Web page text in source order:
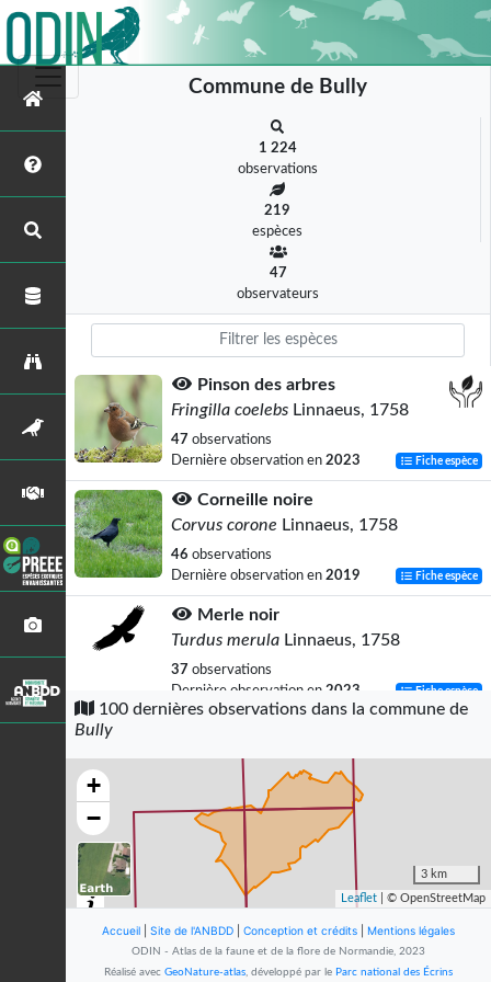
Commune de Bully
1 224
observations
219
espèces
47
observateurs
Pinson des arbres
Fringilla coelebs Linnaeus, 1758
47 observations
Dernière observation en 2023 Fiche espèce
Corneille noire
Corvus corone Linnaeus, 1758
46 observations
Dernière observation en 2019 Fiche espèce
Merle noir
Turdus merula Linnaeus, 1758
37 observations
Dernière observation en 2023 Fiche espèce
Phylloscopus collybita(Vieillot, 1817)
observations
Dernière observation en2023
Troglodyte mignon
Troglodytes troglodytes
(Linnaeus,
Dernière observation en
100 dernières observations dans la commune de
Bully
+
−
3 km
Leaflet | © OpenStreetMap
Accueil Site de l'ANBDD Conception et crédits Mentions légales
ODIN - Atlas de la faune et de la flore de Normandie, 2023
Réalisé avec GeoNature-atlas, développé par le Parc national des Écrins